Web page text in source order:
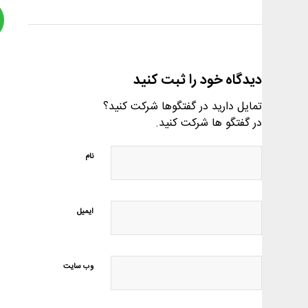
دیدگاه خود را ثبت کنید
تمایل دارید در گفتگوها شرکت کنید؟
در گفتگو ها شرکت کنید.
نام
ایمیل
وب‌ سایت